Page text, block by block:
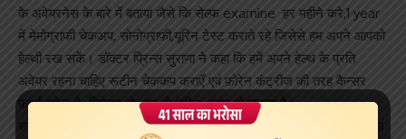
के अवेयरनेस के बारे में बताया जैसे कि सेल्फ examine हर महीने करे,1 year
में मेमोग्राफी चेकअप, सोनोग्राफी,यूरिन टेस्ट कराते रहे जिसेसे हम अपने आपको
हेल्थी रख सकें। डॉक्टर प्रिन्स सुराणा ने कहा कि हमें अपने हेल्थ के प्रति
अवेयर रहना चाहिए रूटीन चेककप कराएँ एवं फ़ोरेन कंट्रीज की तरह कैन्सर
फ़र्स्ट स्टेज मे डिटेक्ट हो जाए तो मरीज़ क्योर हो सकता है।
सभी डाक्टरों ने कहा के तेरापंथ महिला मंडल काफी अच्छा काम कर रही। सुराणा